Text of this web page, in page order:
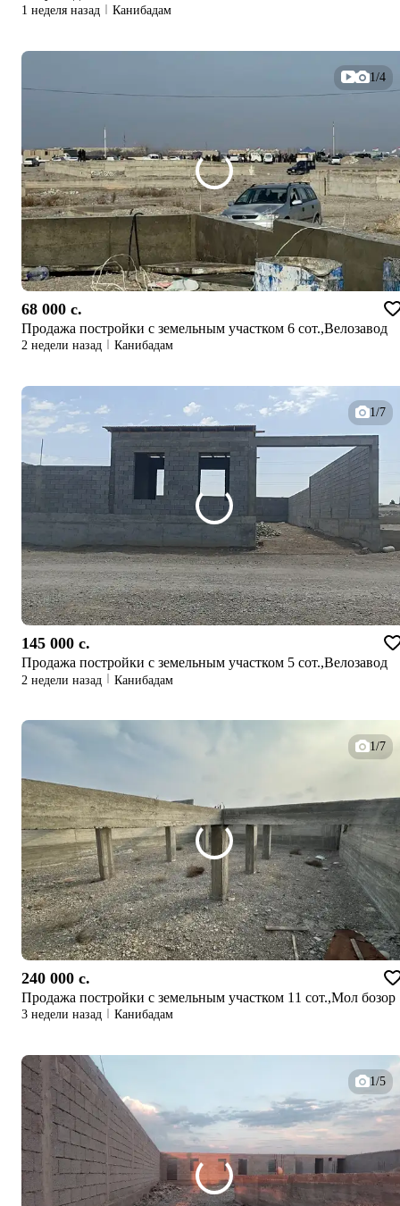
1 неделя назад Канибадам
1/4
68 000 c.
Продажа постройки с земельным участком 6 сот.,Велозавод
2 недели назад Канибадам
1/7
145 000 c.
Продажа постройки с земельным участком 5 сот.,Велозавод
2 недели назад Канибадам
1/7
240 000 c.
Продажа постройки с земельным участком 11 сот.,Мол бозор
3 недели назад Канибадам
1/5